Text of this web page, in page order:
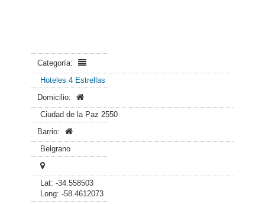
Categoría:
Hoteles 4 Estrellas
Domicilio:
Ciudad de la Paz 2550
Barrio:
Belgrano
Lat: -34.558503
Long: -58.4612073